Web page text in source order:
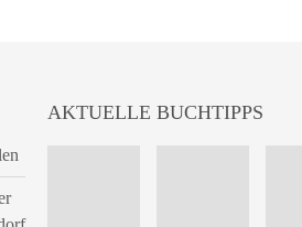
AKTUELLE BUCHTIPPS